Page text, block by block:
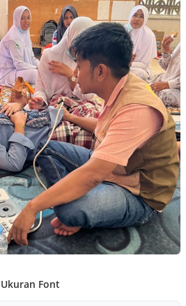
Ukuran Font